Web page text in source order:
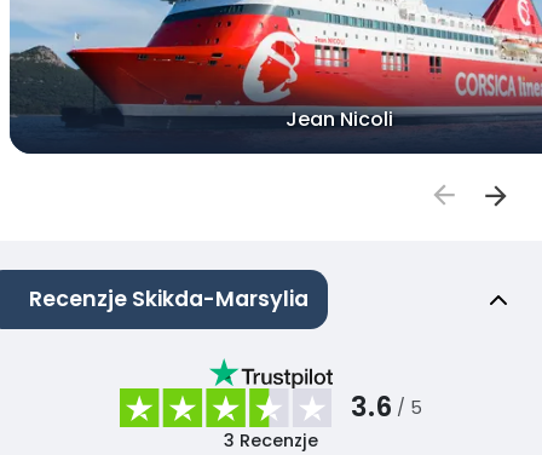
Jean Nicoli
Recenzje Skikda-Marsylia
3.6 / 5
3 Recenzje